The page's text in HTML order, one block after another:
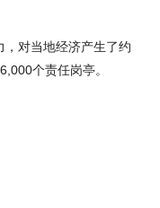
，对当地经济产生了约
个责任岗亭。